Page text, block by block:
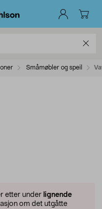
Småmøbler og speil
etter under lignende
om det utgåtte